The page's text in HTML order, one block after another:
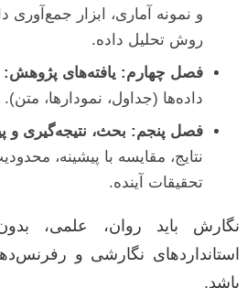
و نمونه آماری، ابزار جمع‌آوری
روش تحلیل داده.
فصل چهارم: یافته‌های پژوهش:
داده‌ها (جداول، نمودارها، متن).
فصل پنجم: بحث، نتیجه‌گیری و
نتایج، مقایسه با پیشینه،
تحقیقات آینده.
نگارش باید روان، علمی،
باشد.